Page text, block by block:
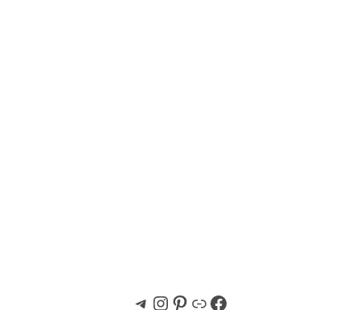
Telegram
Instagram
Pinterest
BağlantıFacebook